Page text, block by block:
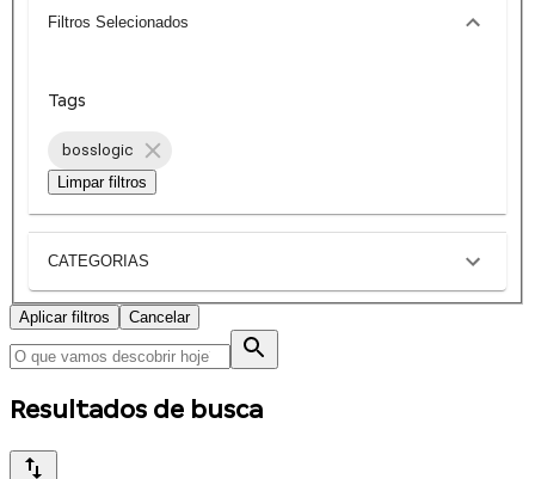
Filtros Selecionados
Tags
bosslogic
Limpar filtros
CATEGORIAS
Aplicar filtros Cancelar
Resultados de busca